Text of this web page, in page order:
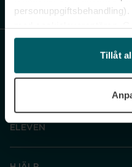
och gå vidare” accepterar
under ”Inställningar” kan
cookies. Du kan återkalla
Tillåt
ELEVEN